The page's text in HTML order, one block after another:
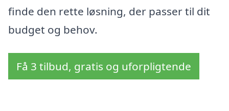
finde den rette løsning, der passer til dit
budget og behov.
Få 3 tilbud, gratis og uforpligtende